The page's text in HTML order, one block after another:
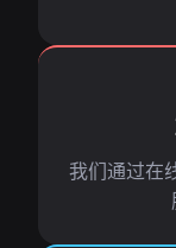
我们通过在